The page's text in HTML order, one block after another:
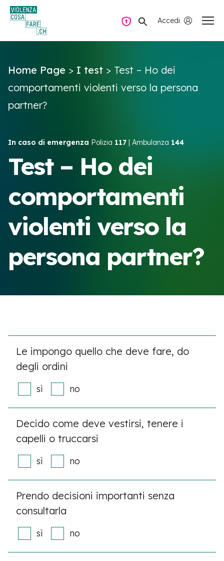
Accedi
Domande e risposte
Trovare aiuto
La violenza all’interno della coppia
Risorse e campagne
IT
Navigazione privata
Home Page > I test > Test – Ho dei
comportamenti violenti verso la persona
partner?
In caso di emergenza Polizia 117 | Ambulanza 144
Test – Ho dei
comportamenti
violenti verso la
persona partner?
Le impongo quello che deve fare, do
degli ordini
sì no
Decido come deve vestirsi, tenere i
capelli o truccarsi
sì no
Prendo decisioni importanti senza
consultarla
sì no